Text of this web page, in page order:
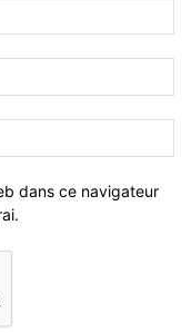
dans ce navigateur